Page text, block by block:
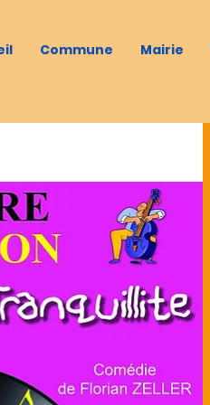
Commune Mairie